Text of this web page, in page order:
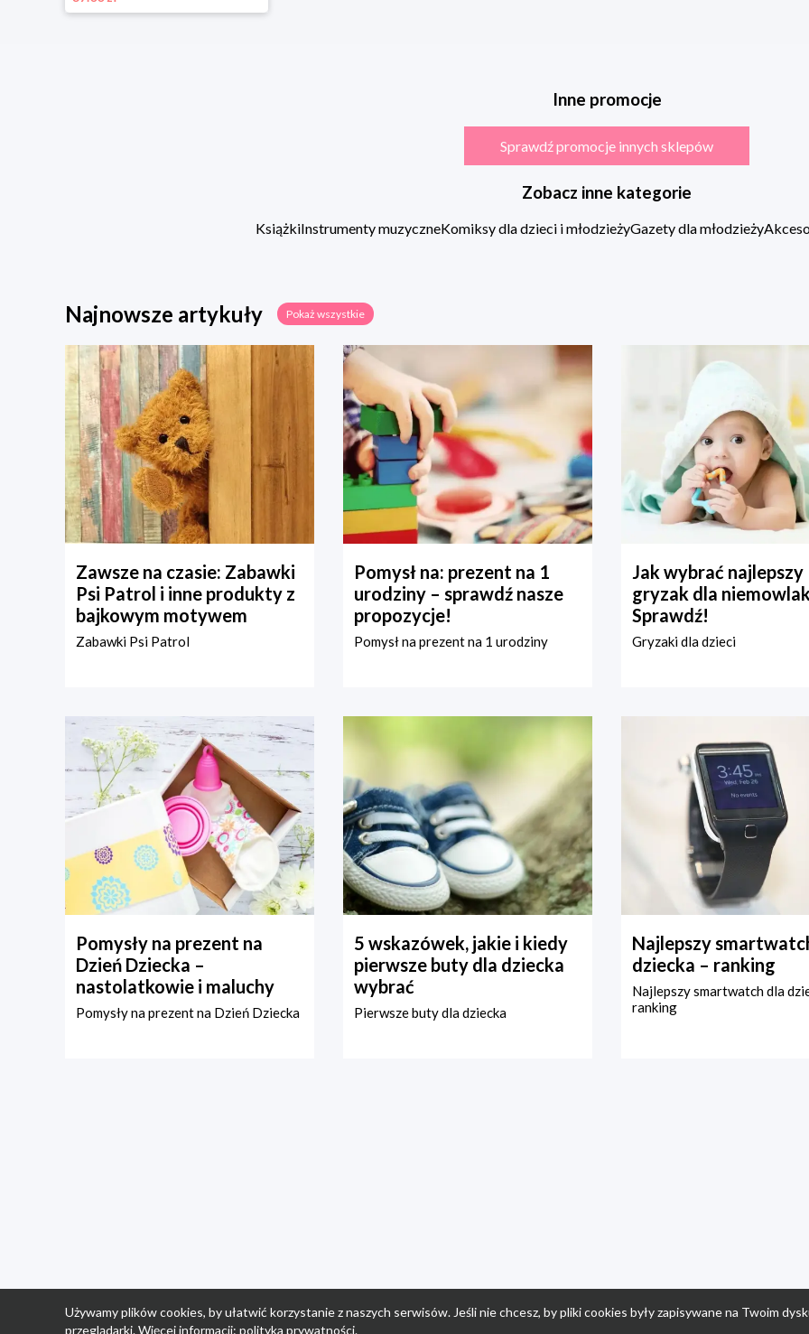
Inne promocje
Sprawdź promocje innych sklepów
Zobacz inne kategorie
KsiążkiInstrumenty muzyczneKomiksy dla dzieci i młodzieżyGazety dla młodzieży
Najnowsze artykuły Pokaż wszystkie
Zawsze na czasie: Zabawki
Psi Patrol i inne produkty z
bajkowym motywem
Zabawki Psi Patrol
Pomysł na: prezent na 1
urodziny – sprawdź nasze
propozycje!
Pomysł na prezent na 1 urodziny
Jak wybrać najlepszy
gryzak dla
Sprawdź!
Gryzaki dla dzieci
Pomysły na prezent na
Dzień Dziecka –
nastolatkowie i maluchy
Pomysły na prezent na Dzień Dziecka
5 wskazówek, jakie i kiedy
pierwsze buty dla dziecka
wybrać
Pierwsze buty dla dziecka
Najlepszy
dziecka – ranking
Najlepszy smartwatch dla
ranking
Używamy plików cookies, by ułatwić korzystanie z naszych serwisów. Jeśli nie chcesz, by pliki cookies były zapisywane na Twoim
przeglądarki. Więcej informacji: polityka prywatności.